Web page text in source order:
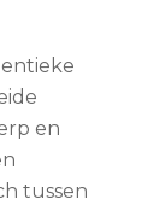
en
tussen